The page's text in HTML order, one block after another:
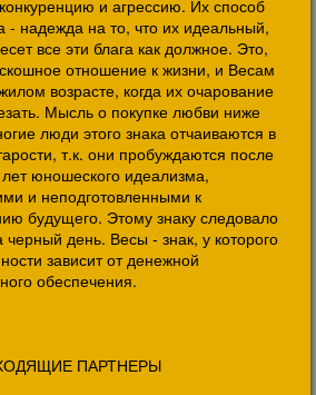
и агрессию. Их способ
- надежда на то, что их идеальный,
все эти блага как должное. Это,
отношение к жизни, и Весам
возрасте, когда их очарование
Мысль о покупке любви ниже
люди этого знака отчаиваются в
т.к. они пробуждаются после
юношеского идеализма,
и неподготовленными к
будущего. Этому знаку следовало
день. Весы - знак, у которого
зависит от денежной
обеспечения.
ПАРТНЕРЫ